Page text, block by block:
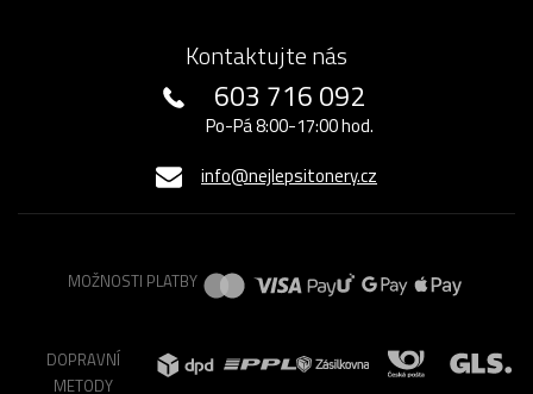
Kontaktujte nás
603 716 092
Po-Pá 8:00-17:00 hod.
info@nejlepsitonery.cz
MOŽNOSTI PLATBY
DOPRAVNÍ
METODY